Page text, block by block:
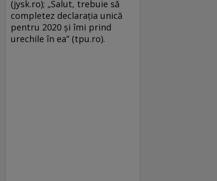
(jysk.ro); „Salut, trebuie să
completez declarația unică
pentru 2020 și îmi prind
urechile în ea” (tpu.ro).